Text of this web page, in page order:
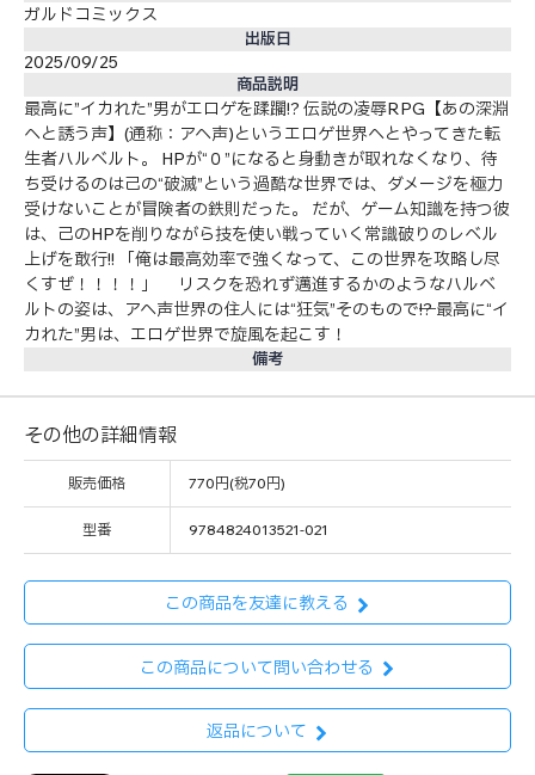
ガルドコミックス
出版日
2025/09/25
商品説明
最高に”イカれた”男がエロゲを蹂躙!? 伝説の凌辱RPG【あの深淵
へと誘う声】(通称：アヘ声)というエロゲ世界へとやってきた転
生者ハルベルト。 HPが“０”になると身動きが取れなくなり、待
ち受けるのは己の“破滅”という過酷な世界では、ダメージを極力
受けないことが冒険者の鉄則だった。 だが、ゲーム知識を持つ彼
は、己のHPを削りながら技を使い戦っていく常識破りのレベル
上げを敢行!! 「俺は最高効率で強くなって、この世界を攻略し尽
くすぜ！！！！」 リスクを恐れず邁進するかのようなハルベ
ルトの姿は、アヘ声世界の住人には“狂気”そのもので──!? 最高に“イ
カれた”男は、エロゲ世界で旋風を起こす！
備考
その他の詳細情報
販売価格 770円(税70円)
型番 9784824013521-021
この商品を友達に教える
この商品について問い合わせる
返品について